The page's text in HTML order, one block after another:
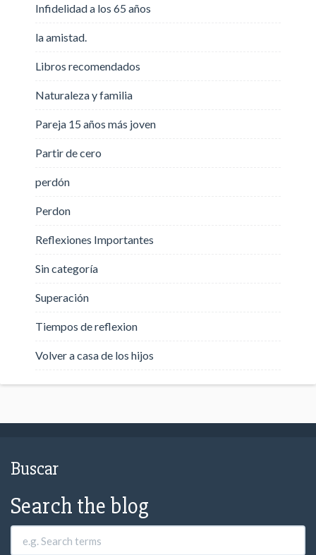
Infidelidad a los 65 años
la amistad.
Libros recomendados
Naturaleza y familia
Pareja 15 años más joven
Partir de cero
perdón
Perdon
Reflexiones Importantes
Sin categoría
Superación
Tiempos de reflexion
Volver a casa de los hijos
Buscar
Search the blog